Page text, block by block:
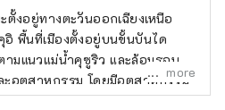
ตั้งอยู่ทางตะวันออกเฉียงเหนือ
อิ พื้นที่เมืองตั้งอยู่บนขั้นบันได
มแนวแม่น้ำคุซูริว และล้อมรอบ
ะอุตสาหกรรม โดยมีอุตสาหกรรม
หกรรมหลักซึ่งเป็นอุตสาหกรรม
more